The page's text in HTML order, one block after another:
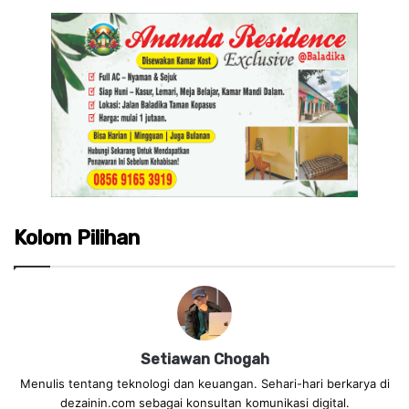
Kolom Pilihan
Setiawan Chogah
Menulis tentang teknologi dan keuangan. Sehari-hari berkarya di
dezainin.com sebagai konsultan komunikasi digital.